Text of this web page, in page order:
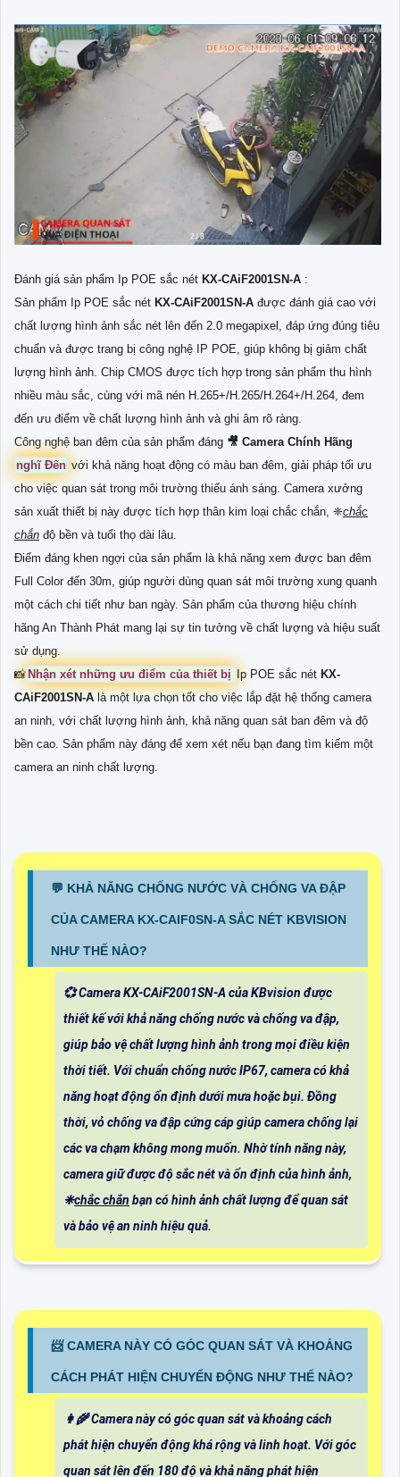
Đánh giá sản phẩm Ip POE sắc nét KX-CAiF2001SN-A :
Sản phẩm Ip POE sắc nét KX-CAiF2001SN-A được đánh giá cao với
chất lượng hình ảnh sắc nét lên đến 2.0 megapixel, đáp ứng đúng tiêu
chuẩn và được trang bị công nghệ IP POE, giúp không bị giảm chất
lượng hình ảnh. Chip CMOS được tích hợp trong sản phẩm thu hình
nhiều màu sắc, cùng với mã nén H.265+/H.265/H.264+/H.264, đem
đến ưu điểm về chất lượng hình ảnh và ghi âm rõ ràng.
Công nghệ ban đêm của sản phẩm đáng 🎥 Camera Chính Hãng
nghĩ Đến với khả năng hoạt động có màu ban đêm, giải pháp tối ưu
cho việc quan sát trong môi trường thiếu ánh sáng. Camera xưởng
sản xuất thiết bị này được tích hợp thân kim loại chắc chắn, ❈chắc
chắn độ bền và tuổi thọ dài lâu.
Điểm đáng khen ngợi của sản phẩm là khả năng xem được ban đêm
Full Color đến 30m, giúp người dùng quan sát môi trường xung quanh
một cách chi tiết như ban ngày. Sản phẩm của thương hiệu chính
hãng An Thành Phát mang lại sự tin tưởng về chất lượng và hiệu suất
sử dụng.
📸 Nhận xét những ưu điểm của thiết bị Ip POE sắc nét KX-
CAiF2001SN-Alà một lựa chọn tốt cho việc lắp đặt hệ thống camera
an ninh, với chất lượng hình ảnh, khả năng quan sát ban đêm và độ
bền cao. Sản phẩm này đáng để xem xét nếu bạn đang tìm kiếm một
camera an ninh chất lượng.
️💬 KHẢ NĂNG CHỐNG NƯỚC VÀ CHỐNG VA ĐẬP
CỦA CAMERA KX-CAIF0SN-A SẮC NÉT KBVISION
NHƯ THẾ NÀO?
💞 Camera KX-CAiF2001SN-A của KBvision được
thiết kế với khả năng chống nước và chống va đập,
giúp bảo vệ chất lượng hình ảnh trong mọi điều kiện
thời tiết. Với chuẩn chống nước IP67, camera có khả
năng hoạt động ổn định dưới mưa hoặc bụi. Đồng
thời, vỏ chống va đập cứng cáp giúp camera chống lại
các va chạm không mong muốn. Nhờ tính năng này,
camera giữ được độ sắc nét và ổn định của hình ảnh,
❈chắc chắn bạn có hình ảnh chất lượng để quan sát
và bảo vệ an ninh hiệu quả.
📨 CAMERA NÀY CÓ GÓC QUAN SÁT VÀ KHOẢNG
CÁCH PHÁT HIỆN CHUYỂN ĐỘNG NHƯ THẾ NÀO?
👩‍🌾 Camera này có góc quan sát và khoảng cách
phát hiện chuyển động khá rộng và linh hoạt. Với góc
quan sát lên đến 180 độ và khả năng phát hiện